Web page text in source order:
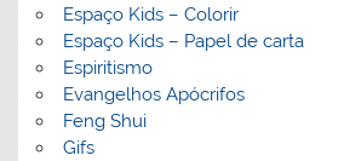
Espaço Kids – Colorir
Espaço Kids – Papel de carta
Espiritismo
Evangelhos Apócrifos
Feng Shui
Gifs